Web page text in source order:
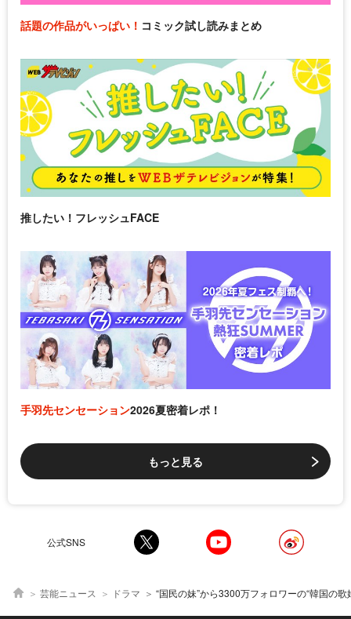
話題の作品がいっぱい！ コミック試し読みまとめ
推したい！フレッシュFACE
手羽先センセーション2026夏密着レポ！
もっと見る
公式SNS
芸能ニュース ドラマ “国民の妹”から3300万フォロワーの“韓国の歌姫”へ…IUを深掘り 最新作「21世紀の大君夫人」ではビョン・